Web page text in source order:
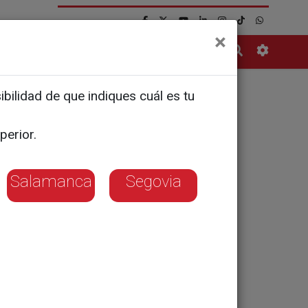
de
David
×
de que indiques cuál es tu
Salamanca Segovia